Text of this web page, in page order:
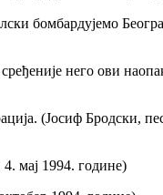
бомбардујемо
него ови
(Јосиф Бродски,
мај 1994. године)